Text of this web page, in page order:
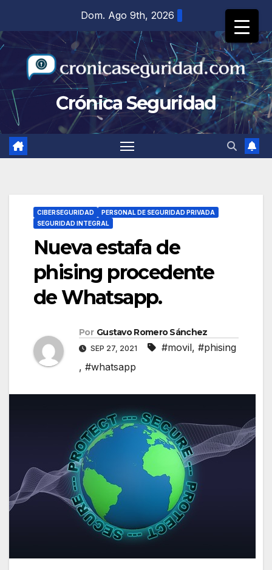
contenido
Dom. Ago 9th, 2026
Crónica Seguridad
CIBERSEGURIDAD
PERSONAL DE SEGURIDAD PRIVADA
SEGURIDAD INTEGRAL
Nueva estafa de
phising procedente
de Whatsapp.
Por Gustavo Romero Sánchez
SEP 27, 2021 #movil, #phising
, #whatsapp